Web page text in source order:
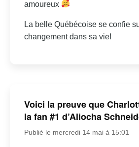
amoureux
La belle Québécoise se confie
changement dans sa vie!
Voici la preuve que
la fan #1 d’Aliocha
Publié le mercredi 14 mai à 15:01